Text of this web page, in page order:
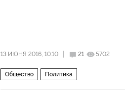
13 ИЮНЯ 2016, 10:10 21 5702
Общество Политика